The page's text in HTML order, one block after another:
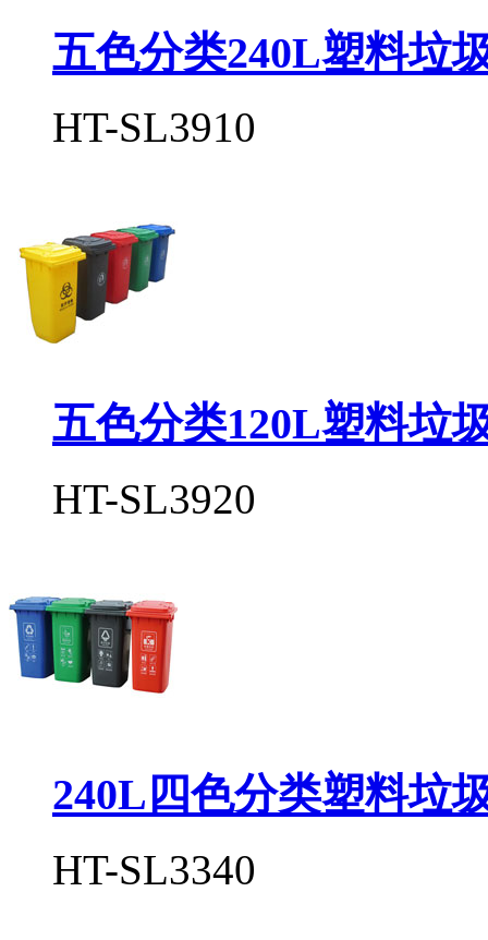
五色分类240L塑料垃
HT-SL3910
五色分类120L塑料垃
HT-SL3920
240L四色分类塑料垃
HT-SL3340